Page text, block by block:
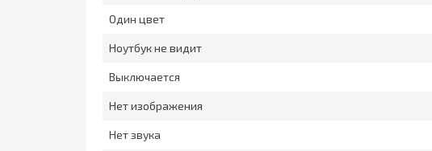
Один цвет
Ноутбук не видит
Выключается
Нет изображения
Нет звука